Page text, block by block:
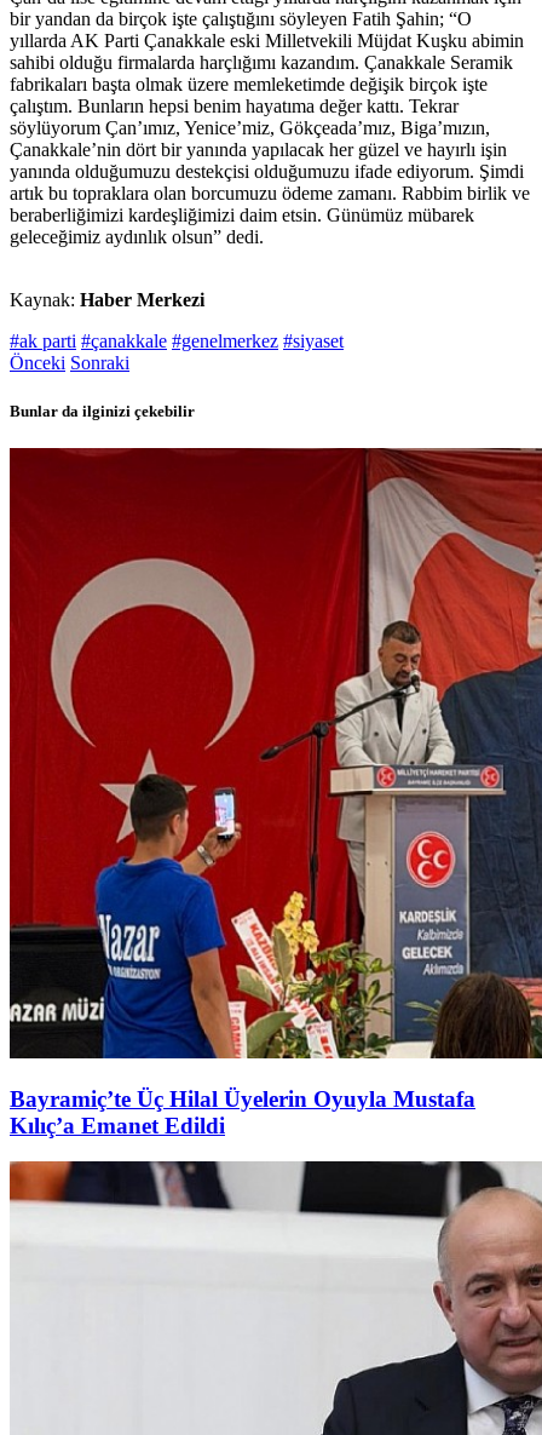
bir yandan da birçok işte çalıştığını söyleyen Fatih Şahin; “O
yıllarda AK Parti Çanakkale eski Milletvekili Müjdat Kuşku abimin
sahibi olduğu firmalarda harçlığımı kazandım. Çanakkale Seramik
fabrikaları başta olmak üzere memleketimde değişik birçok işte
çalıştım. Bunların hepsi benim hayatıma değer kattı. Tekrar
söylüyorum Çan’ımız, Yenice’miz, Gökçeada’mız, Biga’mızın,
Çanakkale’nin dört bir yanında yapılacak her güzel ve hayırlı işin
yanında olduğumuzu destekçisi olduğumuzu ifade ediyorum. Şimdi
artık bu topraklara olan borcumuzu ödeme zamanı. Rabbim birlik ve
beraberliğimizi kardeşliğimizi daim etsin. Günümüz mübarek
geleceğimiz aydınlık olsun” dedi.
Kaynak: Haber Merkezi
#ak parti #çanakkale #genelmerkez #siyaset
Önceki Sonraki
Bunlar da ilginizi çekebilir
Bayramiç’te Üç Hilal Üyelerin Oyuyla Mustafa
Kılıç’a Emanet Edildi